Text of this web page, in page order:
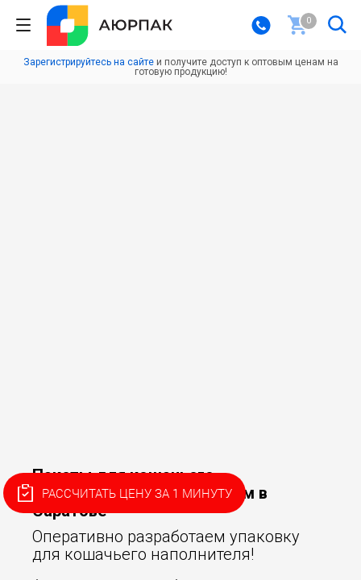
0
Зарегистрируйтесь на сайтеи получите доступ к оптовым ценам на
готовую продукцию!
Пакеты для кошачьего
наполнителя на заказ оптом в
Саратове
Оперативно разработаем упаковку
для кошачьего наполнителя!
РАССЧИТАТЬ ЦЕНУ ЗА 1 МИНУТУ